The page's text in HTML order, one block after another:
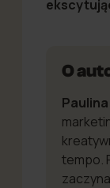
O
tempo.